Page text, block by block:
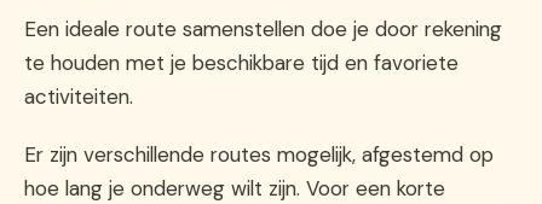
Een ideale route samenstellen doe je door rekening
te houden met je beschikbare tijd en favoriete
activiteiten.
Er zijn verschillende routes mogelijk, afgestemd op
hoe lang je onderweg wilt zijn. Voor een korte